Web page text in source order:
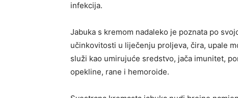
infekcija.
Jabuka s kremom nadaleko je poznata po
učinkovitosti u liječenju proljeva, čira, upale
služi kao umirujuće sredstvo, jača imunitet,
opekline, rane i hemoroide.